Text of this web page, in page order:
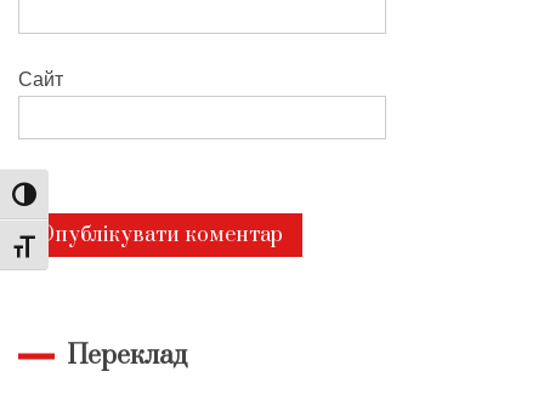
Toggle High Contrast
Toggle Font size
Сайт
Переклад